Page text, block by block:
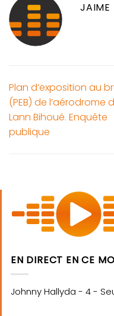
JAIME
Plan d’exposition au
(PEB) de l’aérodrome
Lann Bihoué. Enquête
publique
EN DIRECT EN CE